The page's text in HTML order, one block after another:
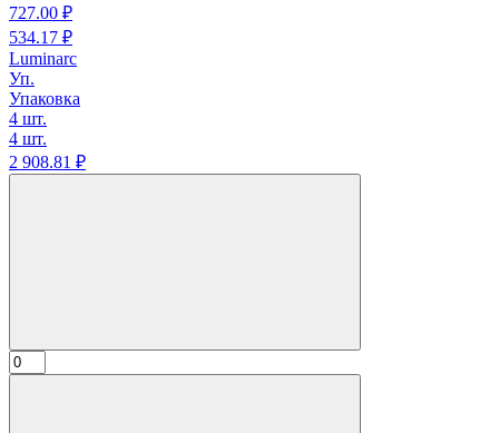
727.00 ₽
534.17 ₽
Luminarc
Уп.
Упаковка
4 шт.
4 шт.
2 908.81 ₽